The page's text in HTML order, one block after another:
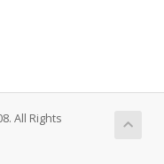
All Rights